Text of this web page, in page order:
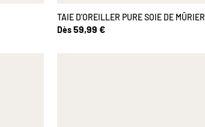
TAIE D'OREILLER PURE SOIE DE MÛRIER
Dès59,99 €